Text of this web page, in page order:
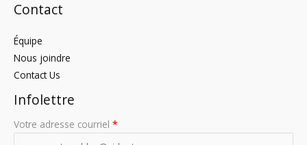
Contact
Équipe
Nous joindre
Contact Us
Infolettre
Votre adresse courriel *